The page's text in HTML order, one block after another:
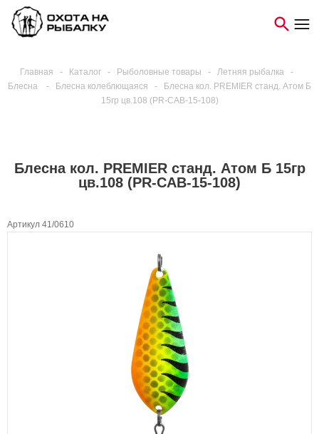
Главная - Каталог - Рыболовные товары - Летняя рыбалка
-
Блесна
- Блесна колеблющаяся -
Блесна кол. PREMIER станд. Атом Б
15гр цв.108 (PR-СAB-15-108)
Блесна кол. PREMIER станд. Атом Б 15гр
цв.108 (PR-СAB-15-108)
Артикул 41/0610